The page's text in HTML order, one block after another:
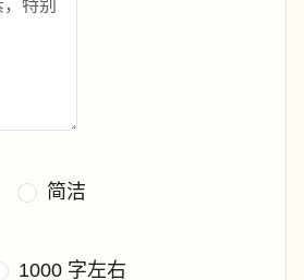
简洁
1000 字左右